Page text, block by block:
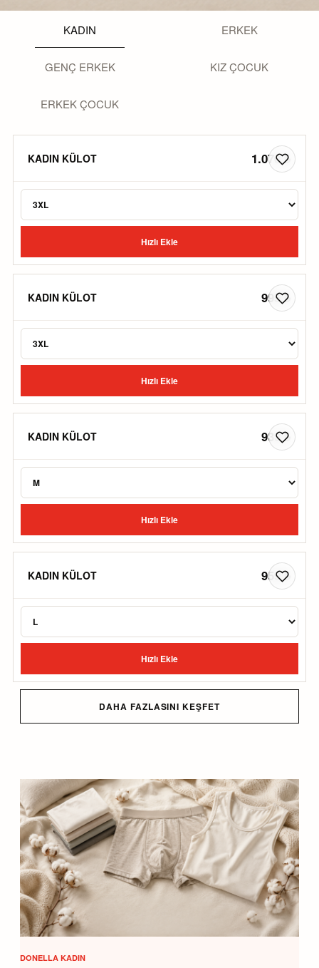
KADIN ERKEK
GENÇ ERKEK KIZ ÇOCUK
ERKEK ÇOCUK
KADIN KÜLOT 1.070 ₺
Hızlı Ekle
KADIN KÜLOT 995 ₺
Hızlı Ekle
KADIN KÜLOT 933 ₺
Hızlı Ekle
KADIN KÜLOT 959 ₺
Hızlı Ekle
DAHA FAZLASINI KEŞFET
DONELLA KADIN